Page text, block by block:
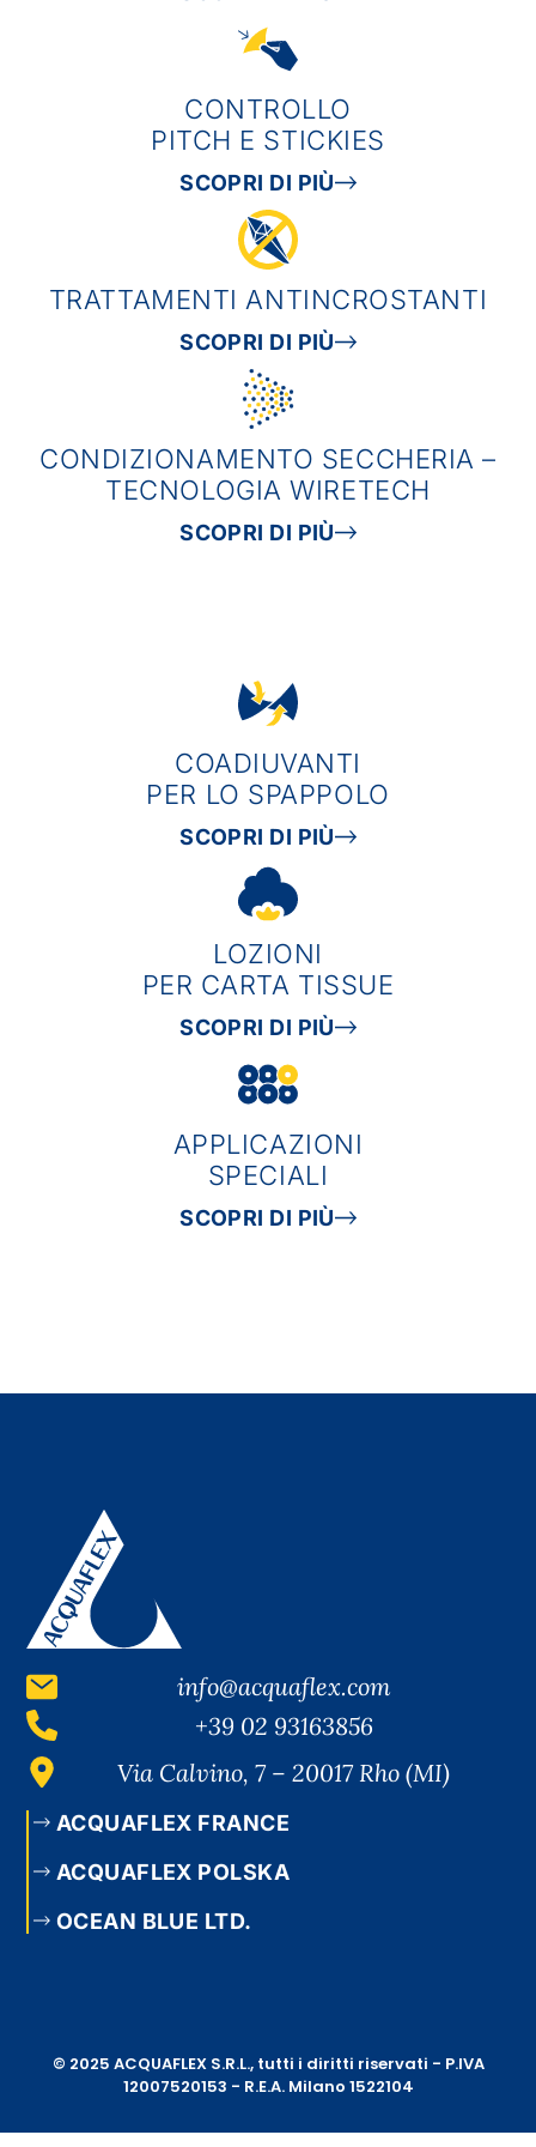
CONTROLLO
PITCH E STICKIES
SCOPRI DI PIÙ
TRATTAMENTI ANTINCROSTANTI
SCOPRI DI PIÙ
CONDIZIONAMENTO SECCHERIA –
TECNOLOGIA WIRETECH
SCOPRI DI PIÙ
COADIUVANTI
PER LO SPAPPOLO
SCOPRI DI PIÙ
LOZIONI
PER CARTA TISSUE
SCOPRI DI PIÙ
APPLICAZIONI
SPECIALI
SCOPRI DI PIÙ
info@acquaflex.com
+39 02 93163856
Via Calvino, 7 – 20017 Rho (MI)
ACQUAFLEX FRANCE
ACQUAFLEX POLSKA
OCEAN BLUE LTD.
© 2025 ACQUAFLEX S.R.L., tutti i diritti riservati - P.IVA
12007520153 - R.E.A. Milano 1522104